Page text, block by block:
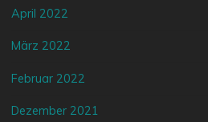
April 2022
März 2022
Februar 2022
Dezember 2021